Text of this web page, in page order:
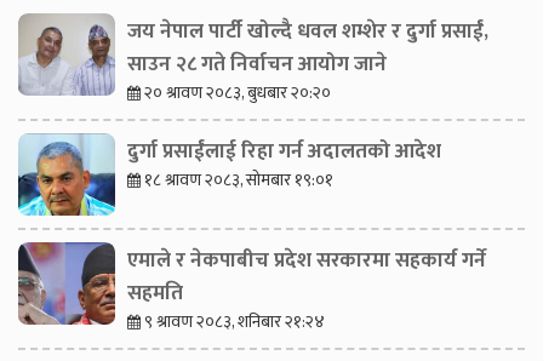
जय नेपाल पार्टी खोल्दै धवल शम्शेर र दुर्गा प्रसाईं,
साउन २८ गते निर्वाचन आयोग जाने
२० श्रावण २०८३, बुधबार २०:२०
दुर्गा प्रसाईंलाई रिहा गर्न अदालतको आदेश
१८ श्रावण २०८३, सोमबार १९:०१
एमाले र नेकपाबीच प्रदेश सरकारमा सहकार्य गर्ने
सहमति
९ श्रावण २०८३, शनिबार २१:२४